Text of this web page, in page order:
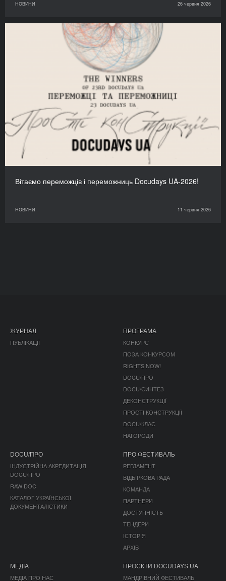
НОВИНИ 26 червня 2026
Вітаємо переможців і переможниць Docudays UA-2026!
НОВИНИ 11 червня 2026
ЖУРНАЛ
ПУБЛІКАЦІЇ
ПРОГРАМА
КОНКУРС
ПОЗА КОНКУРСОМ
RIGHTS NOW!
DOCU/ПРО
DOCU/СИНТЕЗ
ДЕКОНСТРУКЦІЇ
ПРОСТІ КОНСТРУКЦІЇ
DOCU/КЛАС
НАГОРОДИ
DOCU/ПРО
ІНДУСТРІЙНА АКРЕДИТАЦІЯ
DOCU/ПРО
RAW DOC
КАТАЛОГ УКРАЇНСЬКОЇ
ДОКУМЕНТАЛІСТИКИ
ПРО ФЕСТИВАЛЬ
РЕГЛАМЕНТ
ВІДБІРКОВА РАДА
КОМАНДА
ПАРТНЕРИ
ДОСТУПНІСТЬ
ТЕНДЕРИ
ІСТОРІЯ
АРХІВ
МЕДІА
МЕДІА ПРО НАС
ПРОЄКТИ DOCUDAYS UA
МАНДРІВНИЙ ФЕСТИВАЛЬ